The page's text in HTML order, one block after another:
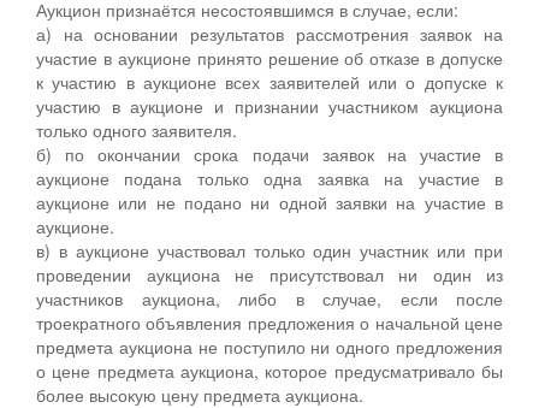
Аукцион признаётся несостоявшимся в случае, если:
а) на основании результатов рассмотрения заявок на
участие в аукционе принято решение об отказе в допуске
к участию в аукционе всех заявителей или о допуске к
участию в аукционе и признании участником аукциона
только одного заявителя.
б) по окончании срока подачи заявок на участие в
аукционе подана только одна заявка на участие в
аукционе или не подано ни одной заявки на участие в
аукционе.
в) в аукционе участвовал только один участник или при
проведении аукциона не присутствовал ни один из
участников аукциона, либо в случае, если после
троекратного объявления предложения о начальной цене
предмета аукциона не поступило ни одного предложения
о цене предмета аукциона, которое предусматривало бы
более высокую цену предмета аукциона.